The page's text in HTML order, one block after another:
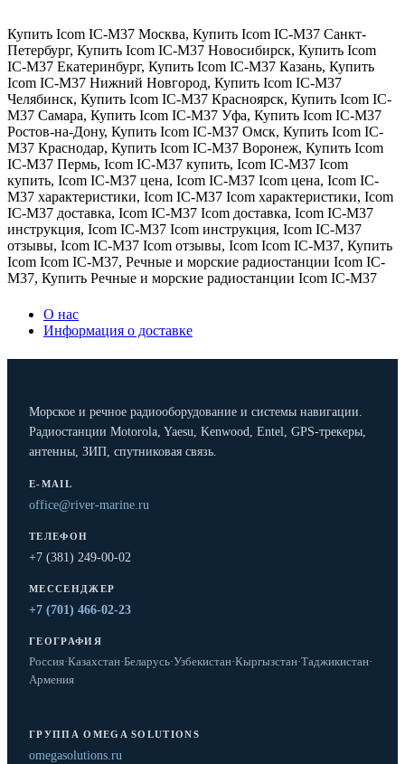
Купить Icom IC-M37 Москва, Купить Icom IC-M37 Санкт-
Петербург, Купить Icom IC-M37 Новосибирск, Купить Icom
IC-M37 Екатеринбург, Купить Icom IC-M37 Казань, Купить
Icom IC-M37 Нижний Новгород, Купить Icom IC-M37
Челябинск, Купить Icom IC-M37 Красноярск, Купить Icom IC-
M37 Самара, Купить Icom IC-M37 Уфа, Купить Icom IC-M37
Ростов-на-Дону, Купить Icom IC-M37 Омск, Купить Icom IC-
M37 Краснодар, Купить Icom IC-M37 Воронеж, Купить Icom
IC-M37 Пермь, Icom IC-M37 купить, Icom IC-M37 Icom
купить, Icom IC-M37 цена, Icom IC-M37 Icom цена, Icom IC-
M37 характеристики, Icom IC-M37 Icom характеристики, Icom
IC-M37 доставка, Icom IC-M37 Icom доставка, Icom IC-M37
инструкция, Icom IC-M37 Icom инструкция, Icom IC-M37
отзывы, Icom IC-M37 Icom отзывы, Icom Icom IC-M37, Купить
Icom Icom IC-M37, Речные и морские радиостанции Icom IC-
M37, Купить Речные и морские радиостанции Icom IC-M37
О нас
Информация о доставке
Морское и речное радиооборудование и системы навигации.
Радиостанции Motorola, Yaesu, Kenwood, Entel, GPS-трекеры,
антенны, ЗИП, спутниковая связь.
E-MAIL
office@river-marine.ru
ТЕЛЕФОН
+7 (381) 249-00-02
МЕССЕНДЖЕР
+7 (701) 466-02-23
ГЕОГРАФИЯ
Россия·Казахстан·Беларусь·Узбекистан·Кыргызстан·Таджикистан·
Армения
ГРУППА OMEGA SOLUTIONS
omegasolutions.ru